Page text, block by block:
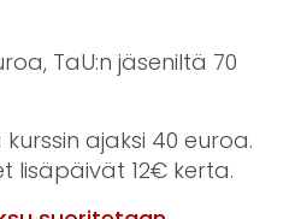
TaU:n jäseniltä 70
ajaksi 40 euroa.
lisäpäivät 12€ kerta.